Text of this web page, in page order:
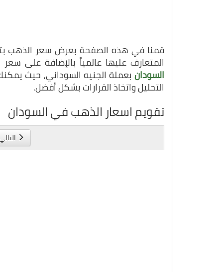
قمنا في هذه الصفحة بعرض سعر الذهب بتاريخ 14-11-
المتعارف عليها عالمياً بالإضافة على
السودان بعملة الجنيه السوداني, حيث
التحليل واتخاذ القرارات بشكل أفضل.
تقويم اسعار الذهب في السودان